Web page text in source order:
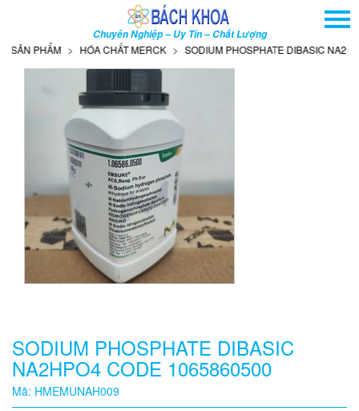
Chuyên Nghiệp – Uy Tín – Chất Lượng
GIỚI THIỆU
THÔNG TIN - SỰ KIỆN
HƯỚNG DẪN
LIÊN HỆ
TÌM KIẾM NÂNG CAO
phẩm
Quy
cách
PHẨM HÓA CHẤT MERCK SODIUM PHOSPHATE DIBASIC NA2HPO4
SODIUM PHOSPHATE DIBASIC
NA2HPO4 CODE 1065860500
Mã: HMEMUNAH009